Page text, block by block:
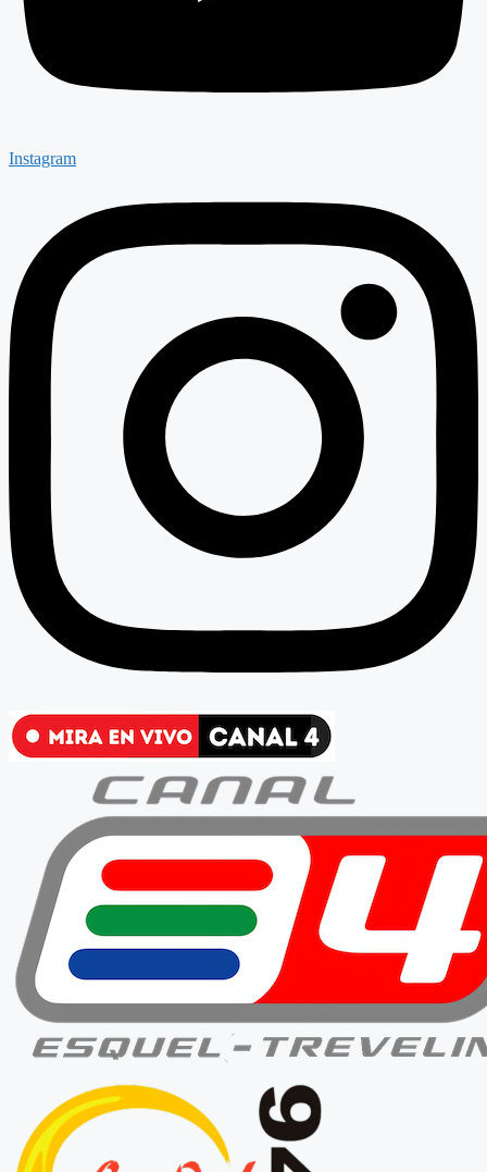
Instagram